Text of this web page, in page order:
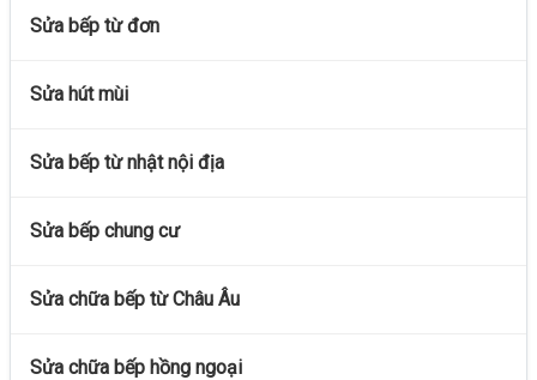
Sửa bếp từ đơn
Sửa hút mùi
Sửa bếp từ nhật nội địa
Sửa bếp chung cư
Sửa chữa bếp từ Châu Âu
Sửa chữa bếp hồng ngoại